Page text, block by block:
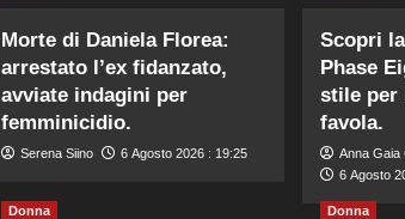
Morte di Daniela Florea:
arrestato l’ex fidanzato,
avviate indagini per
femminicidio.
Serena Siino 6 Agosto 2026 : 19:25
Scopri
Phase
stile per
favola.
Anna Gaia
6 Agosto
Donna Donna